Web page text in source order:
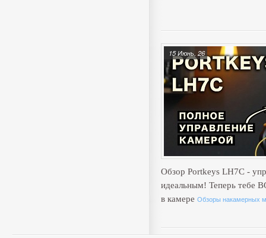
Обзор Portkeys LH7C -
идеальным! Теперь тебе
в камере Обзоры накамерных
15 Июнь, 26